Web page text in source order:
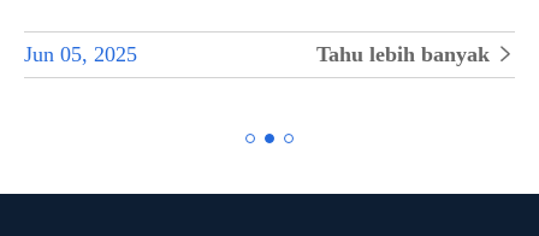
Jun 05, 2025 Tahu lebih banyak 